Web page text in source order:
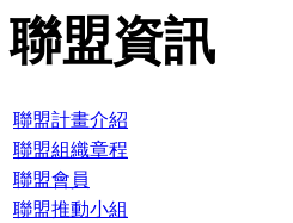
聯盟資訊
聯盟計畫介紹
聯盟組織章程
聯盟會員
聯盟推動小組